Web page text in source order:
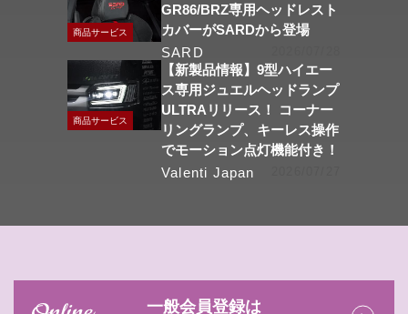
商品サービス
GR86/BRZ専用ヘッドレスト
カバーがSARDから登場
SARD
商品サービス
【新製品情報】9型ハイエー
ス専用ジュエルヘッドランプ
ULTRAリリース！ コーナー
リングランプ、キーレス操作
でモーション点灯機能付き！
Valenti Japan
一般会員登録は